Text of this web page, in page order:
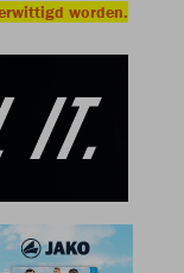
worden.